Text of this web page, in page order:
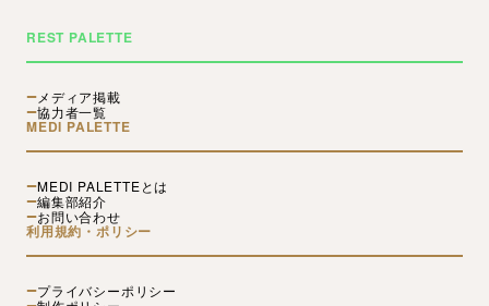
REST PALETTE
メディア掲載
協力者一覧
MEDI PALETTE
MEDI PALETTEとは
編集部紹介
お問い合わせ
利用規約・ポリシー
プライバシーポリシー